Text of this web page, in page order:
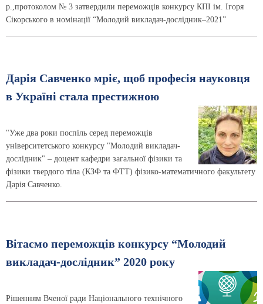
р.,протоколом № 3 затвердили переможців конкурсу КПІ ім. Ігоря
Сікорського в номінації “Молодий викладач-дослідник–2021”
Дарія Савченко мріє, щоб професія науковця
в Україні стала престижною
"Уже два роки поспіль серед переможців
університетського конкурсу "Молодий викладач-
дослідник" – доцент кафедри загальної фізики та
фізики твердого тіла (КЗФ та ФТТ) фізико-математичного факультету
Дарія Савченко.
Вітаємо переможців конкурсу “Молодий
викладач-дослідник” 2020 року
Рішенням Вченої ради Національного технічного